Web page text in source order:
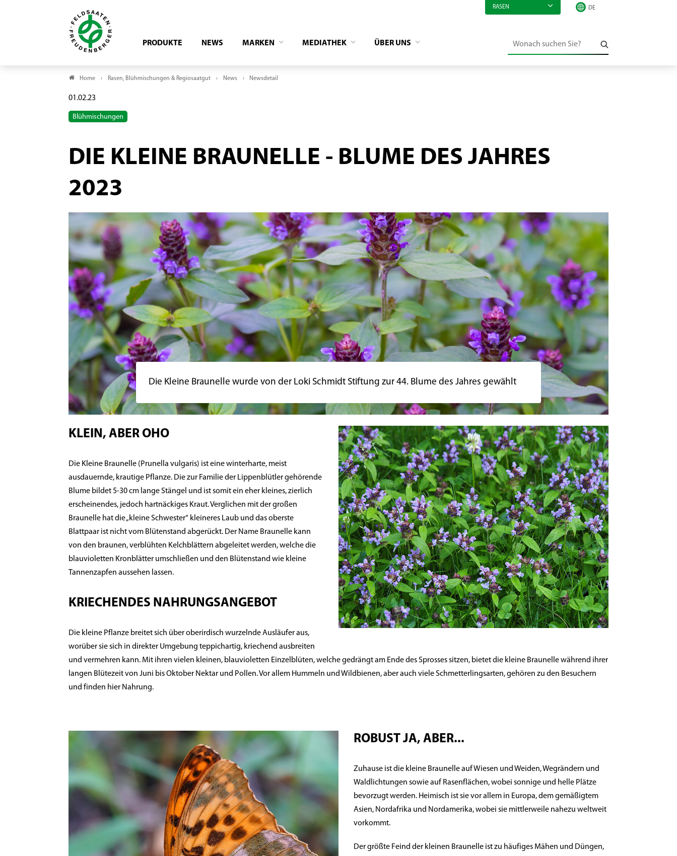
RASEN
PRODUKTE NEWS MARKEN MEDIATHEK ÜBER UNS
Home Rasen, Blühmischungen & Regiosaatgut News Newsdetail
01.02.23
Blühmischungen
DIE KLEINE BRAUNELLE - BLUME DES JAHRES
2023
Die Kleine Braunelle wurde von der Loki Schmidt Stiftung zur 44. Blume des Jahres gewählt
KLEIN, ABER OHO
Die Kleine Braunelle (Prunella vulgaris) ist eine winterharte, meist
ausdauernde, krautige Pflanze. Die zur Familie der Lippenblütler gehörende
Blume bildet 5-30 cm lange Stängel und ist somit ein eher kleines, zierlich
erscheinendes, jedoch hartnäckiges Kraut. Verglichen mit der großen
Braunelle hat die „kleine Schwester“ kleineres Laub und das oberste
Blattpaar ist nicht vom Blütenstand abgerückt. Der Name Braunelle kann
von den braunen, verblühten Kelchblättern abgeleitet werden, welche die
blauvioletten Kronblätter umschließen und den Blütenstand wie kleine
Tannenzapfen aussehen lassen.
KRIECHENDES NAHRUNGSANGEBOT
Die kleine Pflanze breitet sich über oberirdisch wurzelnde Ausläufer aus,
worüber sie sich in direkter Umgebung teppichartig, kriechend ausbreiten
und vermehren kann. Mit ihren vielen kleinen, blauvioletten Einzelblüten, welche gedrängt am Ende des Sprosses sitzen, bietet die kleine Braunelle während ihrer
langen Blütezeit von Juni bis Oktober Nektar und Pollen. Vor allem Hummeln und Wildbienen, aber auch viele Schmetterlingsarten, gehören zu den Besuchern
und finden hier Nahrung.
ROBUST JA, ABER...
Zuhause ist die kleine Braunelle auf Wiesen und Weiden, Wegrändern und
Waldlichtungen sowie auf Rasenflächen, wobei sonnige und helle Plätze
bevorzugt werden. Heimisch ist sie vor allem in Europa, dem gemäßigtem
Asien, Nordafrika und Nordamerika, wobei sie mittlerweile nahezu weltweit
vorkommt.
Der größte Feind der kleinen Braunelle ist zu häufiges Mähen und Düngen,